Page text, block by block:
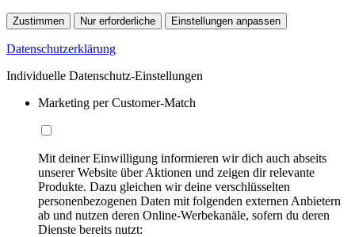
Zustimmen Nur erforderliche Einstellungen anpassen
Datenschutzerklärung
Individuelle Datenschutz-Einstellungen
Marketing per Customer-Match
Mit deiner Einwilligung informieren wir dich auch abseits
unserer Website über Aktionen und zeigen dir relevante
Produkte. Dazu gleichen wir deine verschlüsselten
personenbezogenen Daten mit folgenden externen Anbietern
ab und nutzen deren Online-Werbekanäle, sofern du deren
Dienste bereits nutzt: